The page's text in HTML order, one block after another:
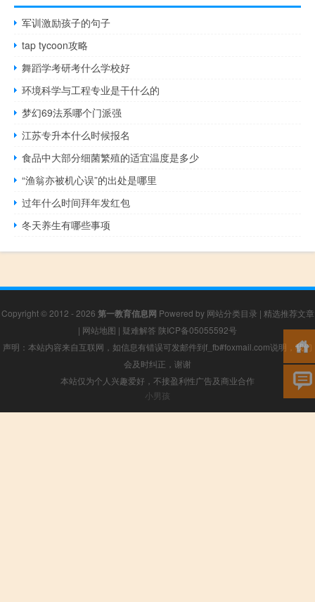
军训激励孩子的句子
tap tycoon攻略
舞蹈学考研考什么学校好
环境科学与工程专业是干什么的
梦幻69法系哪个门派强
江苏专升本什么时候报名
食品中大部分细菌繁殖的适宜温度是多少
“渔翁亦被机心误”的出处是哪里
过年什么时间拜年发红包
冬天养生有哪些事项
Copyright © 2012 - 2026 第一教育信息网 Powered by 网站分类目录 | 精选推荐文章
| 网站地图 | 疑难解答 陕ICP备05055592号
声明：本站内容来自互联网，如信息有错误可发邮件到f_fb#foxmail.com说明，我们
会及时纠正，谢谢
本站仅为个人兴趣爱好，不接盈利性广告及商业合作
小男孩